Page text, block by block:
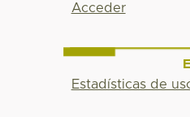
Acceder
Estadísticas de